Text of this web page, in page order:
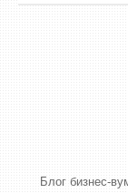
Блог бизнес-